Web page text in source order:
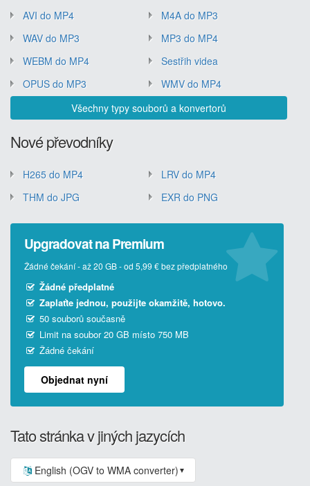
AVI do MP4
M4A do MP3
WAV do MP3
MP3 do MP4
WEBM do MP4
Sestřih videa
OPUS do MP3
WMV do MP4
Všechny typy souborů a konvertorů
Nové převodníky
H265 do MP4
LRV do MP4
THM do JPG
EXR do PNG
Upgradovat na Premium
Žádné čekání - až 20 GB - od 5,99 € bez předplatného
Žádné předplatné
Zaplaťte jednou, použijte okamžitě, hotovo.
50 souborů současně
Limit na soubor 20 GB místo 750 MB
Žádné čekání
Objednat nyní
Tato stránka v jiných jazycích
English (OGV to WMA converter) ▼